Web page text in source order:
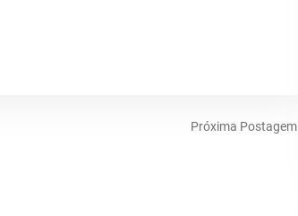
Próxima Postagem